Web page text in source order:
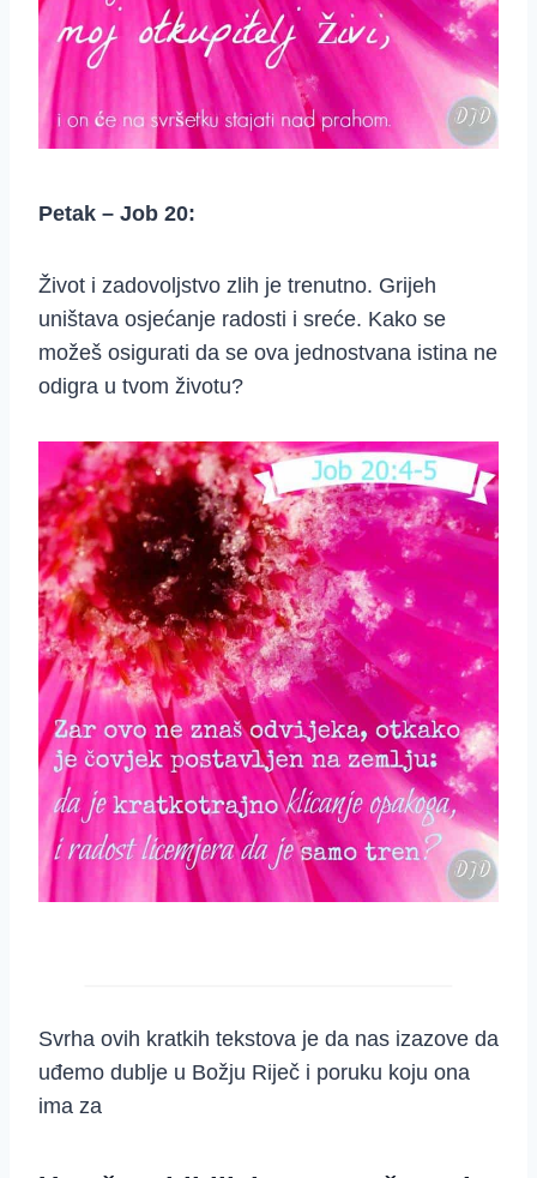
Petak – Job 20:
Život i zadovoljstvo zlih je trenutno. Grijeh
uništava osjećanje radosti i sreće. Kako se
možeš osigurati da se ova jednostvana istina ne
odigra u tvom životu?
Svrha ovih kratkih tekstova je da nas izazove da
uđemo dublje u Božju Riječ i poruku koju ona
ima za